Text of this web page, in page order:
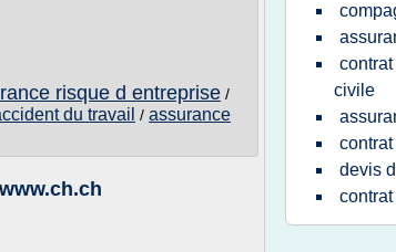
risque d entreprise /
du travail / assurance
civile
devis